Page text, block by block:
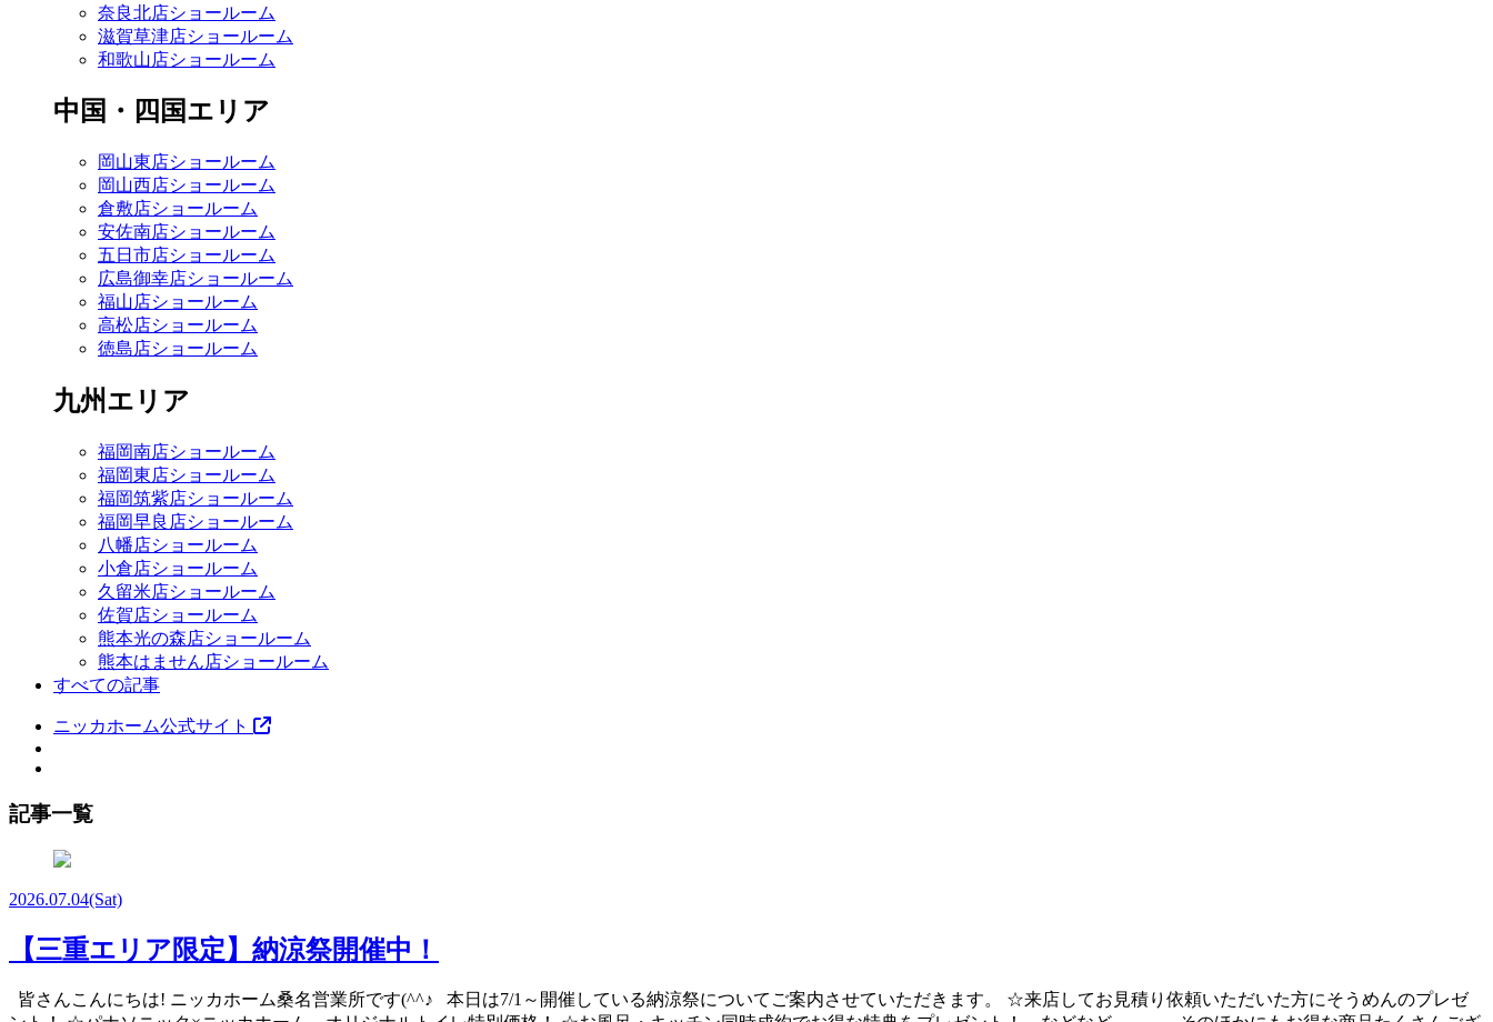
奈良北店ショールーム
滋賀草津店ショールーム
和歌山店ショールーム
中国・四国エリア
岡山東店ショールーム
岡山西店ショールーム
倉敷店ショールーム
安佐南店ショールーム
五日市店ショールーム
広島御幸店ショールーム
福山店ショールーム
高松店ショールーム
徳島店ショールーム
九州エリア
福岡南店ショールーム
福岡東店ショールーム
福岡筑紫店ショールーム
福岡早良店ショールーム
八幡店ショールーム
小倉店ショールーム
久留米店ショールーム
佐賀店ショールーム
熊本光の森店ショールーム
熊本はません店ショールーム
すべての記事
ニッカホーム公式サイト
記事一覧
2026.07.04(Sat)
【三重エリア限定】納涼祭開催中！
皆さんこんにちは! ニッカホーム桑名営業所です(^^♪ 本日は7/1～開催している納涼祭についてご案内させていただきます。 ☆来店してお見積り依頼いただいた方にそうめんのプレゼ